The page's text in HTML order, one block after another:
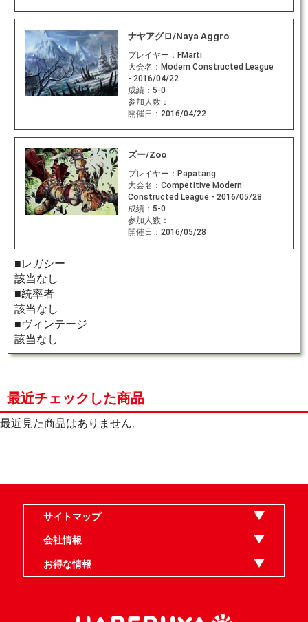
ナヤアグロ/Naya Aggro
プレイヤー： FMarti
大会名： Modern Constructed League
- 2016/04/22
成績： 5-0
参加人数：
開催日： 2016/04/22
ズー/Zoo
プレイヤー： Papatang
大会名： Competitive Modern
Constructed League - 2016/05/28
成績： 5-0
参加人数：
開催日： 2016/05/28
■レガシー
該当なし
■統率者
該当なし
■ヴィンテージ
該当なし
最近チェックした商品
最近見た商品はありません。
サイトマップ
オンラインショップ
買取
記事
選手一覧
デッキ検索
デッキ構築
イベント・大会
店舗のご案内
お問い合わせ
ヘルプ
FAQ
会社情報
利用規約
スタッフ募集
特定商取引法表示
個人情報保護指針
企業情報
お得な情報